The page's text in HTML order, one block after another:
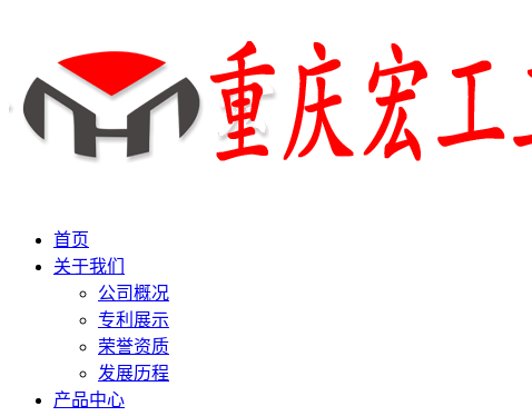
首页
关于我们
公司概况
专利展示
荣誉资质
发展历程
产品中心